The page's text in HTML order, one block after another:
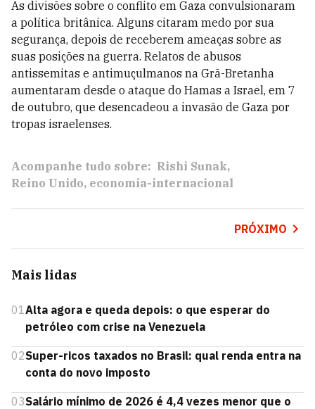
As divisões sobre o conflito em Gaza convulsionaram
a política britânica. Alguns citaram medo por sua
segurança, depois de receberem ameaças sobre as
suas posições na guerra. Relatos de abusos
antissemitas e antimuçulmanos na Grã-Bretanha
aumentaram desde o ataque do Hamas a Israel, em 7
de outubro, que desencadeou a invasão de Gaza por
tropas israelenses.
Acompanhe tudo sobre: Rishi Sunak
Reino Unido economia-internacional
PRÓXIMO
Mais lidas
01 Alta agora e queda depois: o que esperar do
petróleo com crise na Venezuela
02Super-ricos taxados no Brasil: qual renda entra na
conta do novo imposto
03Salário mínimo de 2026 é 4,4 vezes menor que o